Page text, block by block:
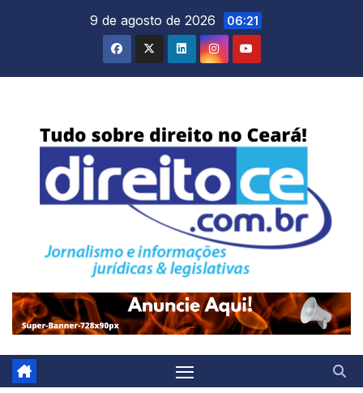
9 de agosto de 2026 06:21